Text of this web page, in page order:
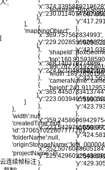
人',
}
],
'mappingObject':
[
{
}
]
},
'width':null,
'createdTime':null,
'id':'370657022807777281',
'folderName':null,
'projectName':'点
云连续帧标注
},
{
'x':'369.757562834993',
},
{
'x':'368.140379274886',
},
{
},
{
},
{
},
{
},
{
},
{
},
{
},
{
},
{